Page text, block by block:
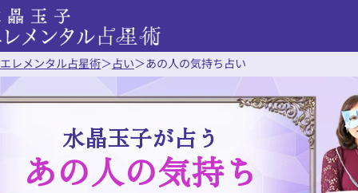
レメンタル占星術＞占い＞あの人の気持ち占い
水晶玉子が占う
あの人の気持ち